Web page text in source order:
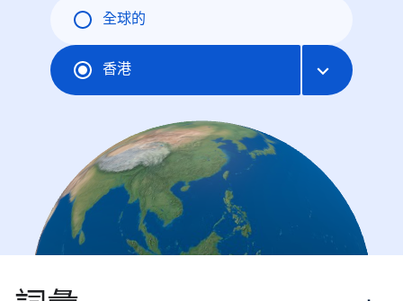
全球的
香港